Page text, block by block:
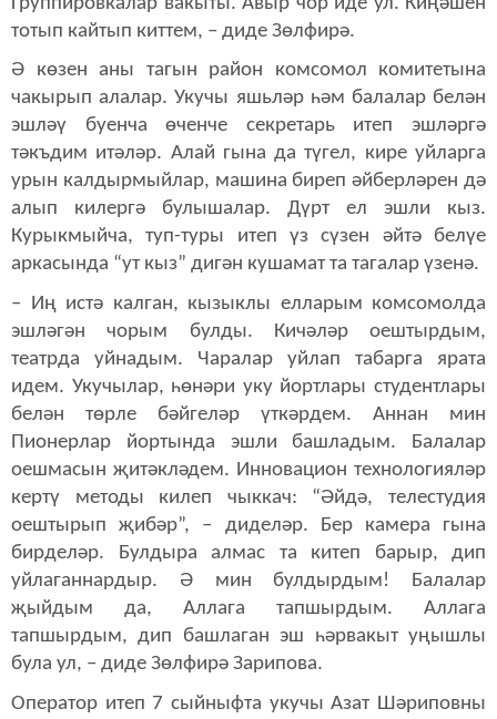
тотып кайтып киттем, – диде Зөлфирә.
Ә көзен аны тагын район комсомол комитетына
чакырып алалар. Укучы яшьләр һәм балалар белән
эшләү буенча өченче секретарь итеп эшләргә
тәкъдим итәләр. Алай гына да түгел, кире уйларга
урын калдырмыйлар, машина биреп әйберләрен дә
алып килергә булышалар. Дүрт ел эшли кыз.
Курыкмыйча, туп-туры итеп үз сүзен әйтә белүе
аркасында “ут кыз” дигән кушамат та тагалар үзенә.
– Иң истә калган, кызыклы елларым комсомолда
эшләгән чорым булды. Кичәләр оештырдым,
театрда уйнадым. Чаралар уйлап табарга ярата
идем. Укучылар, һөнәри уку йортлары студентлары
белән төрле бәйгеләр үткәрдем. Аннан мин
Пионерлар йортында эшли башладым. Балалар
оешмасын җитәкләдем. Инновацион технологияләр
кертү методы килеп чыккач: “Әйдә, телестудия
оештырып җибәр”, – диделәр. Бер камера гына
бирделәр. Булдыра алмас та китеп барыр, дип
уйлаганнардыр. Ә мин булдырдым! Балалар
җыйдым да, Аллага тапшырдым. Аллага
тапшырдым, дип башлаган эш һәрвакыт уңышлы
була ул, – диде Зөлфирә Зарипова.
Оператор итеп 7 сыйныфта укучы Азат Шәриповны